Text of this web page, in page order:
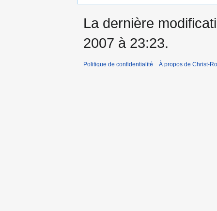
La dernière
2007 à 23:23.
Politique de confidentialité À propos de Christ-